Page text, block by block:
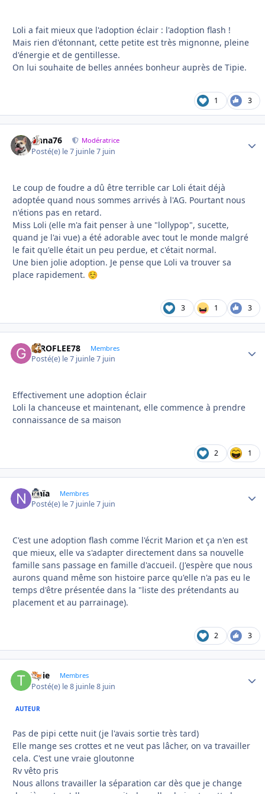
Loli a fait mieux que l'adoption éclair : l'adoption flash !
Mais rien d'étonnant, cette petite est très mignonne, pleine
d'énergie et de gentillesse.
On lui souhaite de belles années bonheur auprès de Tipie.
1 3
Anna76 Modératrice
Posté(e) le 7 juinle 7 juin
Le coup de foudre a dû être terrible car Loli était déjà
adoptée quand nous sommes arrivés à l'AG. Pourtant nous
n'étions pas en retard.
Miss Loli (elle m'a fait penser à une "lollypop", sucette,
quand je l'ai vue) a été adorable avec tout le monde malgré
le fait qu'elle était un peu perdue, et c'était normal.
Une bien jolie adoption. Je pense que Loli va trouver sa
place rapidement. ☺️
3 1 3
GIROFLEE78 Membres
Posté(e) le 7 juinle 7 juin
Effectivement une adoption éclair
Loli la chanceuse et maintenant, elle commence à prendre
connaissance de sa maison
2 1
Naïa Membres
Posté(e) le 7 juinle 7 juin
C'est une adoption flash comme l'écrit Marion et ça n'en est
que mieux, elle va s'adapter directement dans sa nouvelle
famille sans passage en famille d'accueil. (J'espère que nous
aurons quand même son histoire parce qu'elle n'a pas eu le
temps d'être présentée dans la "liste des prétendants au
placement et au parrainage).
2 3
tipie Membres
Posté(e) le 8 juinle 8 juin
AUTEUR
Pas de pipi cette nuit (je l'avais sortie très tard)
Elle mange ses crottes et ne veut pas lâcher, on va travailler
cela. C'est une vraie gloutonne
Rv vêto pris
Nous allons travailler la séparation car dès que je change